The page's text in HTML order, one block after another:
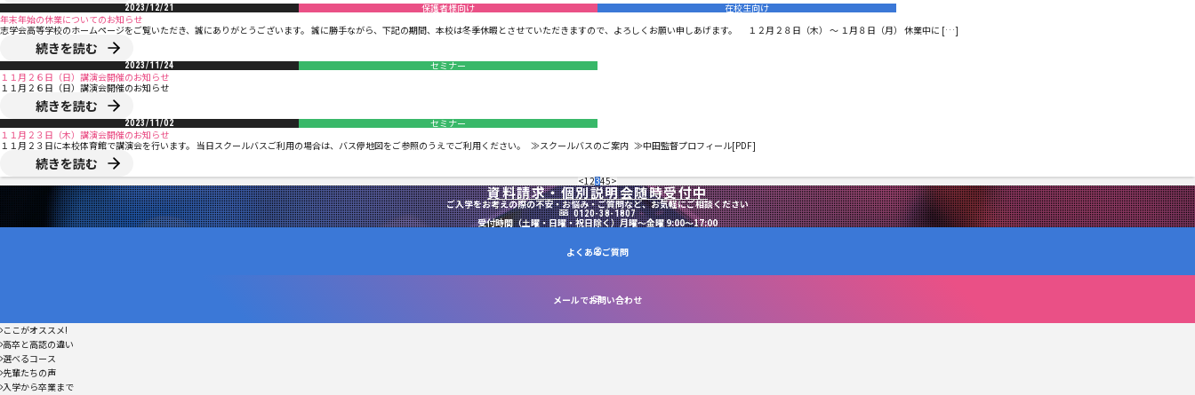
2023/12/21 保護者様向け
在校生向け
年末年始の休業についてのお知らせ
志学会高等学校のホームページをご覧いただき、誠にありがとうございます。 誠に勝手ながら、下記の期間、本校は冬季休暇とさせていただきますので、よろしくお願い申しあげます。 １２月２８日（木） ～ １月８日（月） 休業中に […]
続きを読む
2023/11/24
セミナー
１１月２６日（日）講演会開催のお知らせ
１１月２６日（日）講演会開催のお知らせ
続きを読む
2023/11/02
セミナー
１１月２３日（木）講演会開催のお知らせ
１１月２３日に本校体育館で講演会を行います。 当日スクールバスご利用の場合は、バス停地図をご参照のうえでご利用ください。 ≫スクールバスのご案内 ≫中田監督プロフィール[PDF]
続きを読む
<12345>
資料請求・個別説明会随時受付中
ご入学をお考えの際の不安・お悩み・ご質問など、お気軽にご相談ください
0120-38-1807
受付時間（土曜・日曜・祝日除く）月曜～金曜 9:00～17:00
よくあるご質問
メールでお問い合わせ
ここがオススメ!
高卒と高認の違い
選べるコース
先輩たちの声
入学から卒業まで